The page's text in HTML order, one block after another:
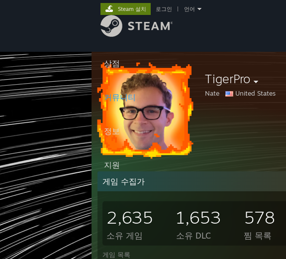
상점
커뮤니티
정보
지원
Steam 설치 로그인 언어
TigerPro
Nate United States
게임 수집가
2,635
소유 게임
1,653
소유 DLC
578
찜 목록
게임 목록